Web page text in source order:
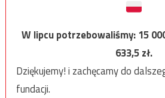
W lipcu potrzebowaliśmy:15
633,5zł.
Dziękujemy! i zachęcamy do
fundacji.